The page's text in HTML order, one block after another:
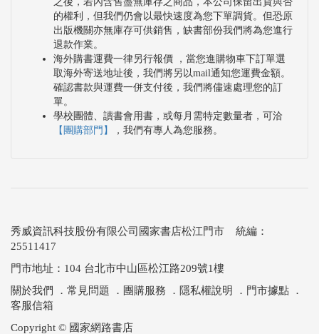
的權利，但我們仍會以最快速度為您下單調貨。但恐原
出版機關亦無庫存可供銷售，缺書部份我們將為您進行
退款作業。
海外購書運費一律另行報價 ，當您進購物車下訂單選
取海外寄送地址後，我們將另以mail通知您運費金額。
確認書款與運費一併支付後，我們將儘速處理您的訂
單。
學校團體、讀書會用書，或每月需特定數量者，可洽
【團購部門】
，我們有專人為您服務。
秀威資訊科技股份有限公司國家書店松江門市 統編：
25511417
門市地址：104 台北市中山區松江路209號1樓
關於我們
． 常見問題 ． 團購服務 ． 隱私權說明 ． 門市據點 ．
客服信箱
Copyright © 國家網路書店